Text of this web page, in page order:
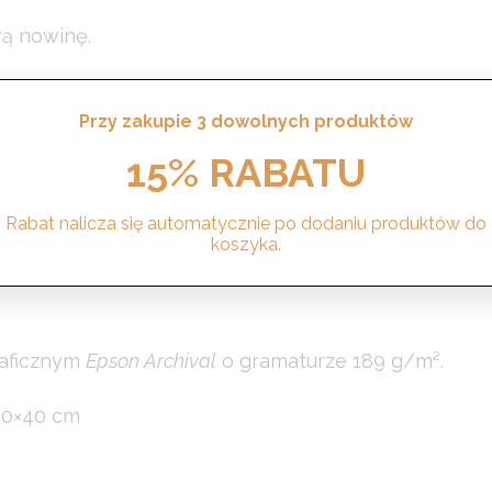
nowinę.
radość, ciepło i spokój.
że ten plakat pomoże Ci stworzyć
Epson Archival o gramaturze 189 g/m².
cm
Przy zakupie 3 dowolnych produktów
15% RABATU
Rabat nalicza się automatycznie po dodaniu produktów do
koszyka.